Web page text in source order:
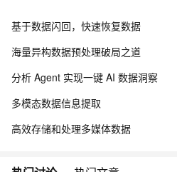
基于数据闪回，快速恢复数据
海量异构数据预处理破局之道
分析 Agent 实现一键 AI 数据洞察
多模态数据信息提取
高效存储和处理多媒体数据